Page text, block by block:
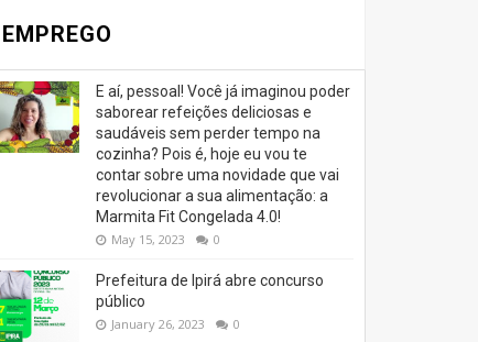
EMPREGO
E aí, pessoal! Você já imaginou poder
saborear refeições deliciosas e
saudáveis ​​sem perder tempo na
cozinha? Pois é, hoje eu vou te
contar sobre uma novidade que vai
revolucionar a sua alimentação: a
Marmita Fit Congelada 4.0!
May 15, 2023 0
Prefeitura de Ipirá abre concurso
público
January 26, 2023 0